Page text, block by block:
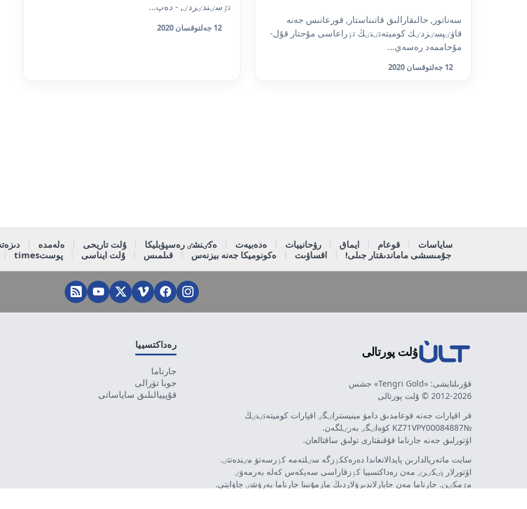
سەناتور, حالىقارالىق قاتىناستار, قورعانىس جەنە
قاۋٸپسٸزدٸك كوميتەتٸنٸڭ تٶراعاسى مۇحتار قۇل-
مۇحاممەد رەسەي...
12 جەلتوقسان 2020
تٷسٸندٸردٸ, - دەپ...
12 جەلتوقسان 2020
ساياسات قوعام ايماق رۋحانييات ەدەبيەت ەكٸنشٸ رەسپۋبليكا ۇلت تاريحى ەلەمدە
جۇمىسشى ماماندىقتار جىلى!
اقساۋىت ەكونوميكا جەنە بيزنەس قىلمىس ۇلت ايناسى پوستtimes
ۇلت پورتالى
قۇرىلتايشى: «Tengri Gold» جشس
2012-2026 © ۇلت پورتالى
قر اقپارات جەنە قوعامدىق دامۋ مينيسترلٸگٸ اقپارات كوميتەتٸنٸڭ
№KZ71VPY00084887 كۋەلٸگٸ بەرٸلگەن.
اۆتورلىق جەنە جارناما قۇقىقتارى تولىق ساقتالعان.
سايت ماتەريالدارىن پايدالانعاندا دەرەككٶزگە سٸلتەمە كٶرسەتۋ مٸندەتتٸ.
اۆتورلار پٸكٸرٸ مەن رەداكتسييا كٶزقاراسى سەيكەس كەلە بەرمەۋٸ
مٷمكٸن. جارناما مەن حابارلاندىرۋلاردىڭ مازمۇنىنا جارناما بەرۋشٸ جاۋاپتى.
رەداكتسييا
جارناما
جوبا تۋرالى
قۇپييالىلىق ساياساتى